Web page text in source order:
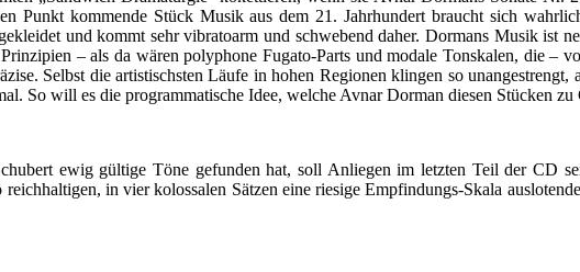
Punkt kommende Stück Musik aus dem 21. Jahrhundert braucht sich
und kommt sehr vibratoarm und schwebend daher. Dormans Musik ist
– als da wären polyphone Fugato-Parts und modale Tonskalen, die –
Selbst die artistischsten Läufe in hohen Regionen klingen so
So will es die programmatische Idee, welche Avnar Dorman diesen Stücken zu
ewig gültige Töne gefunden hat, soll Anliegen im letzten Teil der CD
in vier kolossalen Sätzen eine riesige Empfindungs-Skala